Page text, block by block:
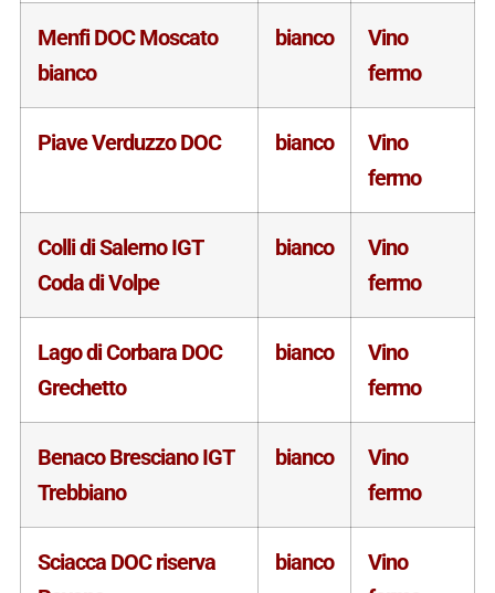
Menfi DOC Moscato
bianco
bianco
Vino
fermo
Piave Verduzzo DOC bianco
Vino
fermo
Colli di Salerno IGT
Coda di Volpe
bianco
Vino
fermo
Lago di Corbara DOC
Grechetto
bianco
Vino
fermo
Benaco Bresciano IGT
Trebbiano
bianco
Vino
fermo
Sciacca DOC riserva
bianco
Vino